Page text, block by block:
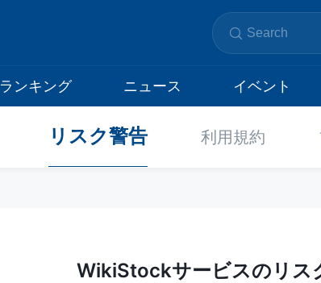
ランキング ニュース イベント
リスク警告 利用規約
WikiStockサービスのリス